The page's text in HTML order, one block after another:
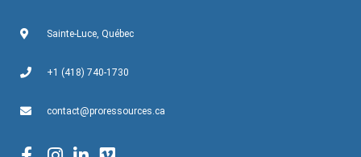
Sainte-Luce, Québec
+1 (418) 740-1730
contact@proressources.ca